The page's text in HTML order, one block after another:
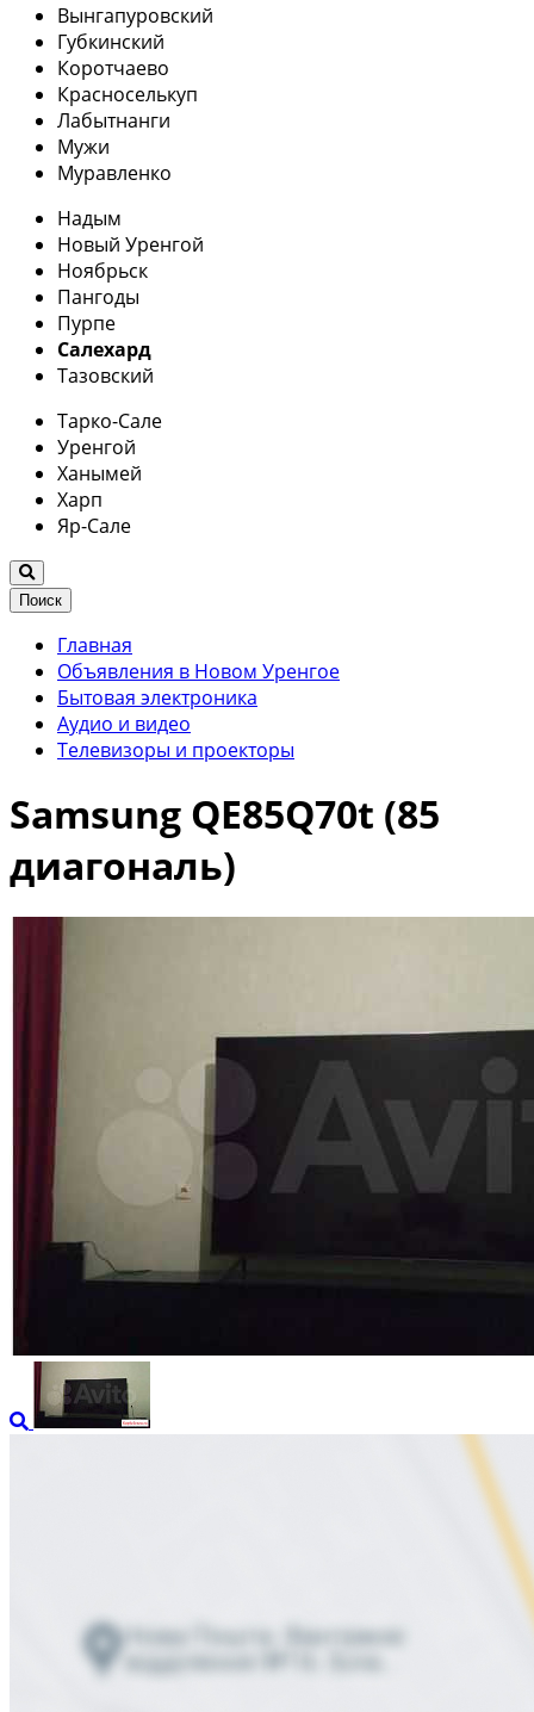
Вынгапуровский
Губкинский
Коротчаево
Красноселькуп
Лабытнанги
Мужи
Муравленко
Надым
Новый Уренгой
Ноябрьск
Пангоды
Пурпе
Салехард
Тазовский
Тарко-Сале
Уренгой
Ханымей
Харп
Яр-Сале
Поиск
Главная
Объявления в Новом Уренгое
Бытовая электроника
Аудио и видео
Телевизоры и проекторы
Samsung QE85Q70t (85
диагональ)